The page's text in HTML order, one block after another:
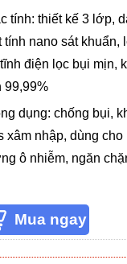
tính: thiết kế 3 lớp,
tính nano sát khuẩn,
điện lọc bụi mịn,
99,99%
dụng: chống bụi,
xâm nhập, dùng
ô nhiễm, ngăn